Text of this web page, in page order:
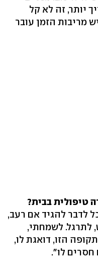
יותר, זה לא קל
מריבות הזמן עובר
טיפולית בבית?
לדבר להגיד אם רעב,
לתרגל. לשמחתי,
הזו, דואגת לו,
חסרים לו".